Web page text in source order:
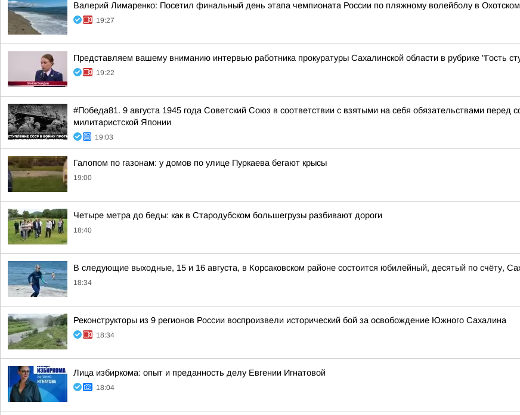
Валерий Лимаренко: Посетил финальный день этапа чемпионата России по пляжному волейболу в Охотском
19:27
Представляем вашему вниманию интервью работника прокуратуры Сахалинской области в рубрике "Гость
19:22
#Победа81. 9 августа 1945 года Советский Союз в соответствии с взятыми на себя обязательствами перед
милитаристской Японии
19:03
Галопом по газонам: у домов по улице Пуркаева бегают крысы
19:00
Четыре метра до беды: как в Стародубском большегрузы разбивают дороги
18:40
В следующие выходные, 15 и 16 августа, в Корсаковском районе состоится юбилейный, десятый по счёту,
18:34
Реконструкторы из 9 регионов России воспроизвели исторический бой за освобождение Южного Сахалина
18:34
Лица избиркома: опыт и преданность делу Евгении Игнатовой
18:04